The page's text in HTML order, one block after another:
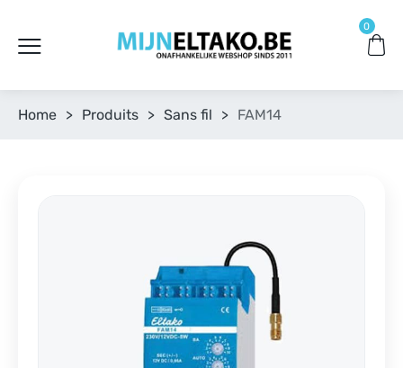
0
Home > Produits > Sans fil > FAM14